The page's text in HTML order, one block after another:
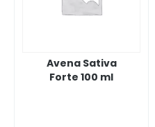
Avena Sativa
Forte 100 ml